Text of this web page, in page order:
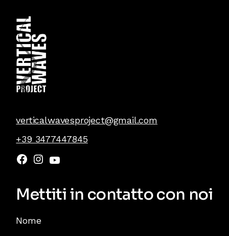
verticalwavesproject@gmail.com
+39 3477447845
Mettiti in contatto con noi
Nome